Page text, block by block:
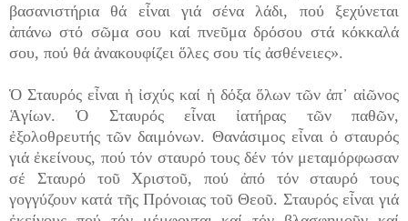
βασανιστήρια θά εἶναι γιά σένα λάδι, πού ξεχύνεται
ἀπάνω στό σῶμα σου καί πνεῦμα δρόσου στά κόκκαλά
σου, πού θά ἀνακουφίζει ὅλες σου τίς ἀσθένειες».
Ὁ Σταυρός εἶναι ἡ ἰσχύς καί ἡ δόξα ὅλων τῶν ἀπ᾽ αἰῶνος
Ἁγίων. Ὁ Σταυρός εἶναι ἰατήρας τῶν παθῶν,
ἐξολοθρευτής τῶν δαιμόνων. Θανάσιμος εἶναι ὁ σταυρός
γιά ἐκείνους, πού τόν σταυρό τους δέν τόν μεταμόρφωσαν
σέ Σταυρό τοῦ Χριστοῦ, πού ἀπό τόν σταυρό τους
γογγύζουν κατά τῆς Πρόνοιας τοῦ Θεοῦ. Σταυρός εἶναι γιά